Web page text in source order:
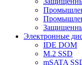
Электронные
IDE DOM
M.2 SSD
mSATA